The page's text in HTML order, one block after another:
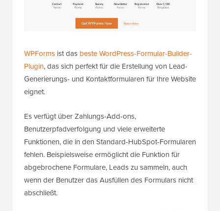
WPForms ist das beste WordPress-Formular-Builder-
Plugin, das sich perfekt für die Erstellung von Lead-
Generierungs- und Kontaktformularen für Ihre Website
eignet.
Es verfügt über Zahlungs-Add-ons,
Benutzerpfadverfolgung und viele erweiterte
Funktionen, die in den Standard-HubSpot-Formularen
fehlen. Beispielsweise ermöglicht die Funktion für
abgebrochene Formulare, Leads zu sammeln, auch
wenn der Benutzer das Ausfüllen des Formulars nicht
abschließt.